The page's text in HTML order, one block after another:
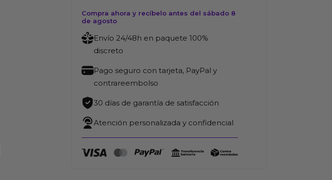
Compra ahora y recíbelo antes del sábado 8
de agosto
Envío 24/48h en paquete 100%
discreto
Pago seguro con tarjeta, PayPal y
contrareembolso
30 días de garantía de satisfacción
Atención personalizada y confidencial